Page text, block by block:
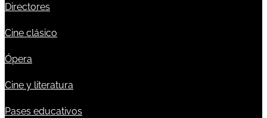
Directores
Cine clásico
Ópera
Cine y literatura
Pases educativos